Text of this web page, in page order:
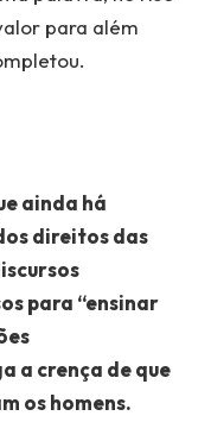
para além
ainda há
direitos das
para “ensinar
a crença de que
os homens.